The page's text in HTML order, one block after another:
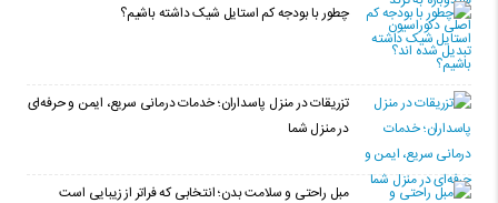
چطور با بودجه کم استایل شیک داشته باشیم؟
تزریقات در منزل پاسداران؛ خدمات درمانی سریع، ایمن و حرفه‌ای
در منزل شما
مبل راحتی و سلامت بدن؛ انتخابی که فراتر از زیبایی است